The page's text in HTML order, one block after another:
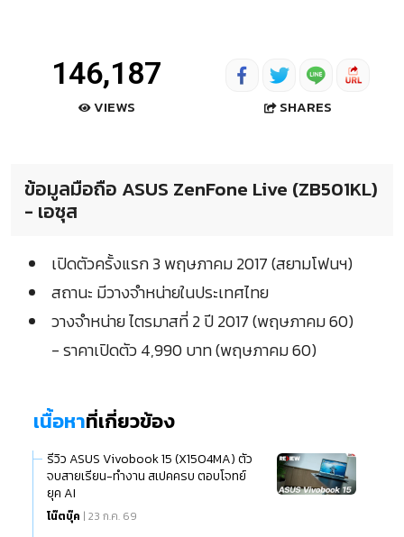
146,187
VIEWS SHARES
ข้อมูลมือถือ ASUS ZenFone Live (ZB501KL)
- เอซุส
เปิดตัวครั้งแรก 3 พฤษภาคม 2017 (สยามโฟนฯ)
สถานะ มีวางจำหน่ายในประเทศไทย
วางจำหน่าย ไตรมาสที่ 2 ปี 2017 (พฤษภาคม 60)
- ราคาเปิดตัว 4,990 บาท (พฤษภาคม 60)
เนื้อหาที่เกี่ยวข้อง
รีวิว ASUS Vivobook 15 (X1504MA) ตัว
จบสายเรียน-ทำงาน สเปคครบ ตอบโจทย์
ยุค AI
โน๊ตบุ๊ค | 23 ก.ค. 69